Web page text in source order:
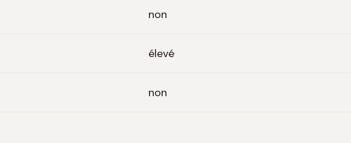
non
élevé
non